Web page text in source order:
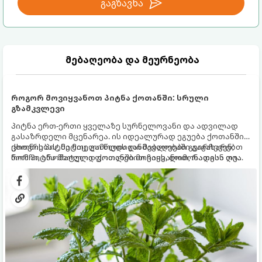
გაგზავნა
მებაღეობა და მეურნეობა
როგორ მოვიყვანოთ პიტნა ქოთანში: სრული
გზამკვლევი
პიტნა ერთ-ერთი ყველაზე სურნელოვანი და ადვილად
გასაზრდელი მცენარეა. ის იდეალურად ეგუება ქოთანში
ცხოვრებას, მეტიც, გამოცდილი მებაღეები გვირჩევენ,
რომ პიტნა მხოლოდ ქოთანში მოვიყვანოთ, რადგან ღია
გრუნტში (ბაღში) დარგვისას ის ფესვებით ძალიან
სწრაფად ვრცელდება და სხვა მცენარეებს ავიწროებს.
ქოთნის პიტნა მთელი წლის განმავლობაში გაგახარებთ
ნორჩი, არომატული ფოთლებით ჩაის, ლიმონათისა თუ
კერძებისთვის.